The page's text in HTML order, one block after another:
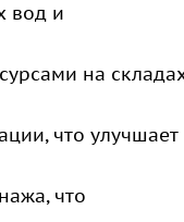
вод и
на
что улучшает
что